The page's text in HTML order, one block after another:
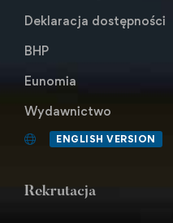
Deklaracja dostępności
BHP
Eunomia
Wydawnictwo
ENGLISH VERSION
Rekrutacja